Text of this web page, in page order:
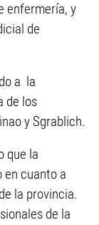
enfermería, y
de
a la
de los
y Sgrablich.
que la
en cuanto a
la provincia.
de la